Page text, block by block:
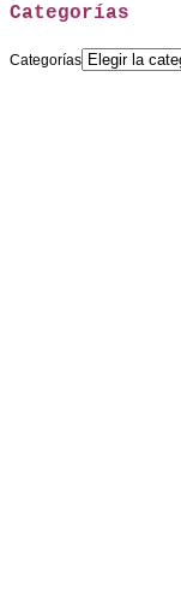
Categorías
Categorías